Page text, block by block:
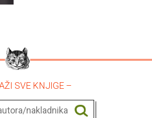
SVE KNJIGE –